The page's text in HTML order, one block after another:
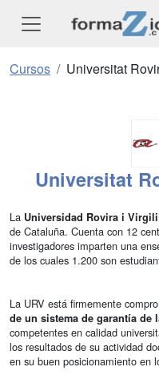
Cursos Universitat
Universitat
La Universidad Rovira i Virgili
de Cataluña. Cuenta con 12
investigadores imparten una
de los cuales 1.200 son
La URV está firmemente
de un sistema de garantía de
competentes en calidad
los resultados de su actividad
en su buen posicionamiento en